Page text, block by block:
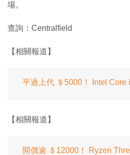
場。
查詢：Centralfield
【相關報道】
平過上代 ＄5000！ Intel Core
【相關報道】
開價逾 ＄12000！ Ryzen